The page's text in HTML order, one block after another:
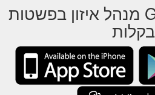
| אפליקציית GCB מנהל איזון בפשטות